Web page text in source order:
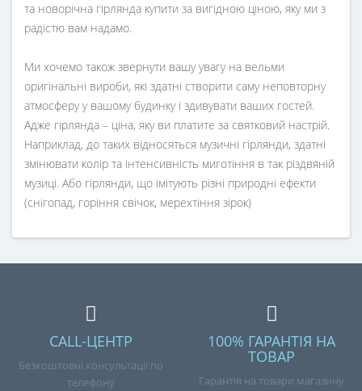
та новорічна гірлянда купити за вигідною ціною, яку ми з
радістю вам надамо.
Ми хочемо також звернути вашу увагу на вельми
оригінальні вироби, які здатні створити саму неповторну
атмосферу у вашому будинку і здивувати ваших гостей.
Адже гірлянда – ціна, яку ви платите за святковий настрій.
Наприклад, до таких відносяться музичні гірлянди, здатні
змінювати колір та інтенсивність миготіння в так різдвяній
музиці. Або гірлянди, що імітують різні природні ефекти
(снігопад, горіння свічок, мерехтіння зірок)
CALL-ЦЕНТР
Безкоштовні консультації по
телефону
100% ГАРАНТІЯ НА
ТОВАР
Гарантія на товари магазину